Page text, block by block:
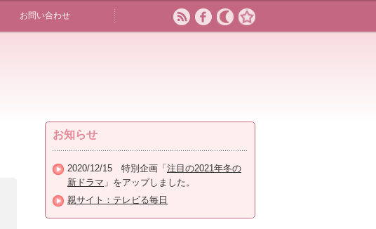
お問い合わせ
お知らせ
2020/12/15 特別企画「 注目の2021年冬の
新ドラマ 」をアップしました。
親サイト：テレビる毎日